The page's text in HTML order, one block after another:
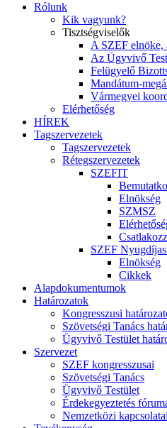
Rólunk
Kik vagyunk?
Tisztségviselők
A SZEF elnöke,
Az Ügyvivő
Felügyelő
Mandátum-
Vármegyei
Elérhetőség
HÍREK
Tagszervezetek
Tagszervezetek
Rétegszervezetek
SZEFIT
Elnökség
SZMSZ
SZEF
Elnökség
Cikkek
Alapdokumentumok
Határozatok
Kongresszusi
Szövetségi Tanács
Ügyvivő Testület
Szervezet
SZEF kongresszusai
Szövetségi Tanács
Ügyvivő Testület
Érdekegyeztetés
Nemzetközi